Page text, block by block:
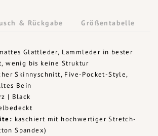
& Rückgabe Größentabelle
Glattleder, Lammleder in bester
wenig bis keine Struktur
Skinnyschnitt, Five-Pocket-Style,
Bein
| Black
kaschiert mit hochwertiger Stretch-
Spandex)